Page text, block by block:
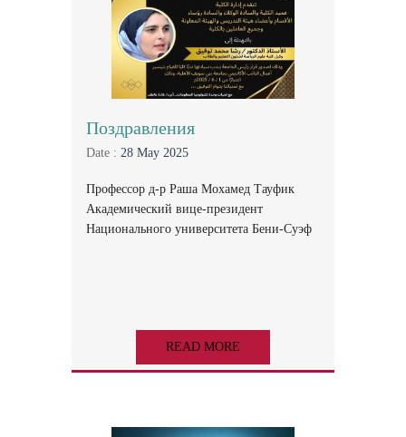
Поздравления
Date : 28 May 2025
Профессор д-р Раша Мохамед Тауфик
Академический вице-президент
Национального университета Бени-Суэф
READ MORE